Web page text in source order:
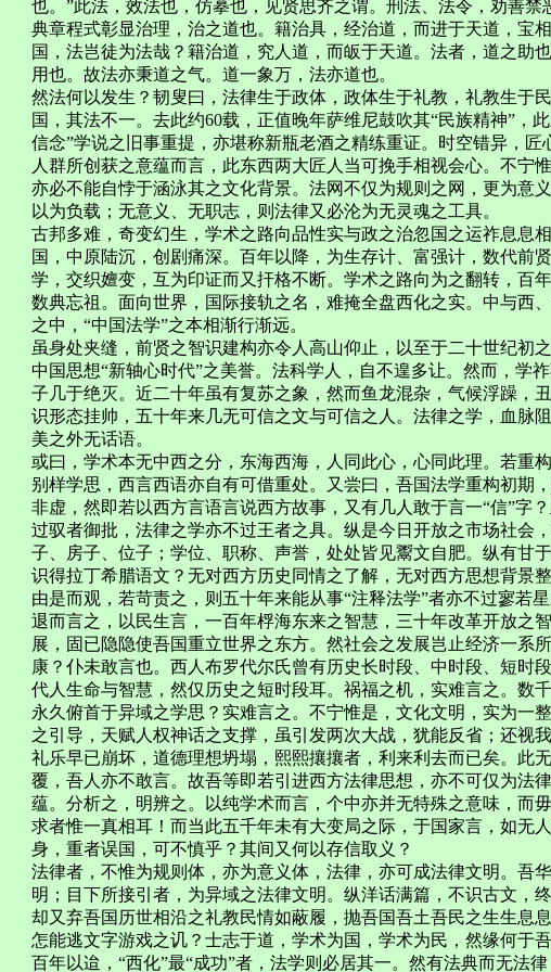
也。”此法，效法也，仿摹也，见贤思齐之谓。刑法、法令，劝善禁
典章程式彰显治理，治之道也。籍治具，经治道，而进于天道，宝
国，法岂徒为法哉？籍治道，究人道，而皈于天道。法者，道之助
用也。故法亦秉道之气。道一象万，法亦道也。
然法何以发生？韧叟曰，法律生于政体，政体生于礼教，礼教生于
国，其法不一。去此约60载，正值晚年萨维尼鼓吹其“民族精神”，
信念”学说之旧事重提，亦堪称新瓶老酒之精练重证。时空错异，
人群所创获之意蕴而言，此东西两大匠人当可挽手相视会心。不宁
亦必不能自悖于涵泳其之文化背景。法网不仅为规则之网，更为意
以为负载；无意义、无职志，则法律又必沦为无灵魂之工具。
古邦多难，奇变幻生，学术之路向品性实与政之治忽国之运祚息息
国，中原陆沉，创剧痛深。百年以降，为生存计、富强计，数代前
学，交织嬗变，互为印证而又扞格不断。学术之路向为之翻转，百
数典忘祖。面向世界，国际接轨之名，难掩全盘西化之实。中与西
之中，“中国法学”之本相渐行渐远。
虽身处夹缝，前贤之智识建构亦令人高山仰止，以至于二十世纪初
中国思想“新轴心时代”之美誉。法科学人，自不遑多让。然而，学
子几于绝灭。近二十年虽有复苏之象，然而鱼龙混杂，气候浮躁，
识形态挂帅，五十年来几无可信之文与可信之人。法律之学，血脉
美之外无话语。
或曰，学术本无中西之分，东海西海，人同此心，心同此理。若重
别样学思，西言西语亦自有可借重处。又尝曰，吾国法学重构初期
非虚，然即若以西方言语言说西方故事，又有几人敢于言一“信”字
过驭者御批，法律之学亦不过王者之具。纵是今日开放之市场社会
子、房子、位子；学位、职称、声誉，处处皆见鬻文自肥。纵有甘
识得拉丁希腊语文？无对西方历史同情之了解，无对西方思想背景
由是而观，若苛责之，则五十年来能从事“注释法学”者亦不过寥若
退而言之，以民生言，一百年桴海东来之智慧，三十年改革开放之
展，固已隐隐使吾国重立世界之东方。然社会之发展岂止经济一系
康？仆未敢言也。西人布罗代尔氏曾有历史长时段、中时段、短时
代人生命与智慧，然仅历史之短时段耳。祸福之机，实难言之。数
永久俯首于异域之学思？实难言之。不宁惟是，文化文明，实为一
之引导，天赋人权神话之支撑，虽引发两次大战，犹能反省；还视
礼乐早已崩坏，道德理想坍塌，熙熙攘攘者，利来利去而已矣。此
覆，吾人亦不敢言。故吾等即若引进西方法律思想，亦不可仅为法
蕴。分析之，明辨之。以纯学术而言，个中亦并无特殊之意味，而
求者惟一真相耳！而当此五千年未有大变局之际，于国家言，如无
身，重者误国，可不慎乎？其间又何以存信取义？
法律者，不惟为规则体，亦为意义体，法律，亦可成法律文明。吾
明；目下所接引者，为异域之法律文明。纵洋话满篇，不识古文，
却又弃吾国历世相沿之礼教民情如蔽履，抛吾国吾土吾民之生生息
怎能逃文字游戏之讥？士志于道，学术为国，学术为民，然缘何于
百年以迨，“西化”最“成功”者，法学则必居其一。然有法典而无法